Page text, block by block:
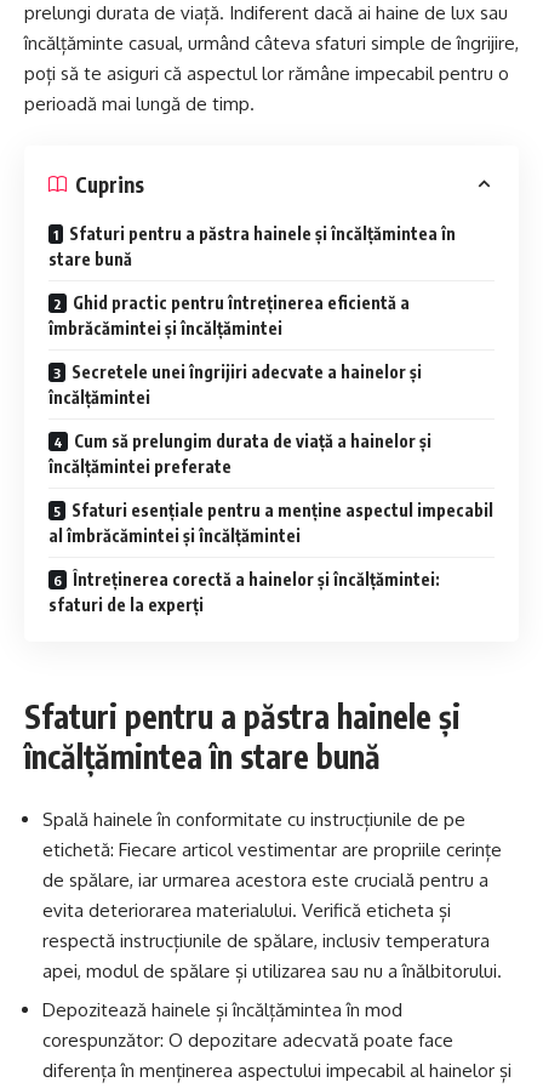
prelungi durata de viață. Indiferent dacă ai haine de lux sau
încălțăminte casual, urmând câteva sfaturi simple de îngrijire,
poți să te asiguri că aspectul lor rămâne impecabil pentru o
perioadă mai lungă de timp.
Cuprins
Sfaturi pentru a păstra hainele și încălțămintea în
stare bună
Ghid practic pentru întreținerea eficientă a
îmbrăcămintei și încălțămintei
Secretele unei îngrijiri adecvate a hainelor și
încălțămintei
Cum să prelungim durata de viață a hainelor și
încălțămintei preferate
Sfaturi esențiale pentru a menține aspectul impecabil
al îmbrăcămintei și încălțămintei
Întreținerea corectă a hainelor și încălțămintei:
sfaturi de la experți
Sfaturi pentru a păstra hainele și
încălțămintea în stare bună
Spală hainele în conformitate cu instrucțiunile de pe
etichetă: Fiecare articol vestimentar are propriile cerințe
de spălare, iar urmarea acestora este crucială pentru a
evita deteriorarea materialului. Verifică eticheta și
respectă instrucțiunile de spălare, inclusiv temperatura
apei, modul de spălare și utilizarea sau nu a înălbitorului.
Depozitează hainele și încălțămintea în mod
corespunzător: O depozitare adecvată poate face
diferența în menținerea aspectului impecabil al hainelor și